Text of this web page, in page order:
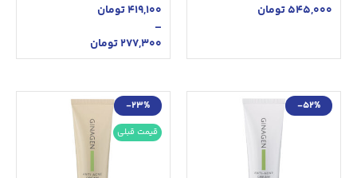
545,000تومان
419,100تومان
–
277,300تومان
-52%
قیمت قبلی
-23%